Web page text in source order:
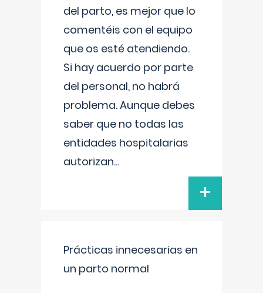
del parto, es mejor que lo
comentéis con el equipo
que os esté atendiendo.
Si hay acuerdo por parte
del personal, no habrá
problema. Aunque debes
saber que no todas las
entidades hospitalarias
autorizan...
+
Prácticas innecesarias en
un parto normal